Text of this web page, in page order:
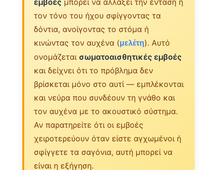
τον τόνο του ήχου σφίγγοντας τα
δόντια, ανοίγοντας το στόμα ή
κινώντας τον αυχένα (μελέτη). Αυτό
ονομάζεται σωματοαισθητικές εμβοές
και δείχνει ότι το πρόβλημα δεν
βρίσκεται μόνο στο αυτί — εμπλέκονται
και νεύρα που συνδέουν τη γνάθο και
τον αυχένα με το ακουστικό σύστημα.
Αν παρατηρείτε ότι οι εμβοές
χειροτερεύουν όταν είστε αγχωμένοι ή
σφίγγετε τα σαγόνια, αυτή μπορεί να
είναι η εξήγηση.